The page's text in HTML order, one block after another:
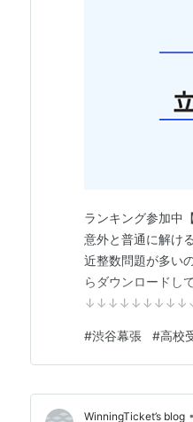
ランキング参加中
意外と普通に解け
近整数問題が多い
らダウンロードし
グ参加中数学 ラン
#渋谷幕張 #高校
WinningTicket’s blog •